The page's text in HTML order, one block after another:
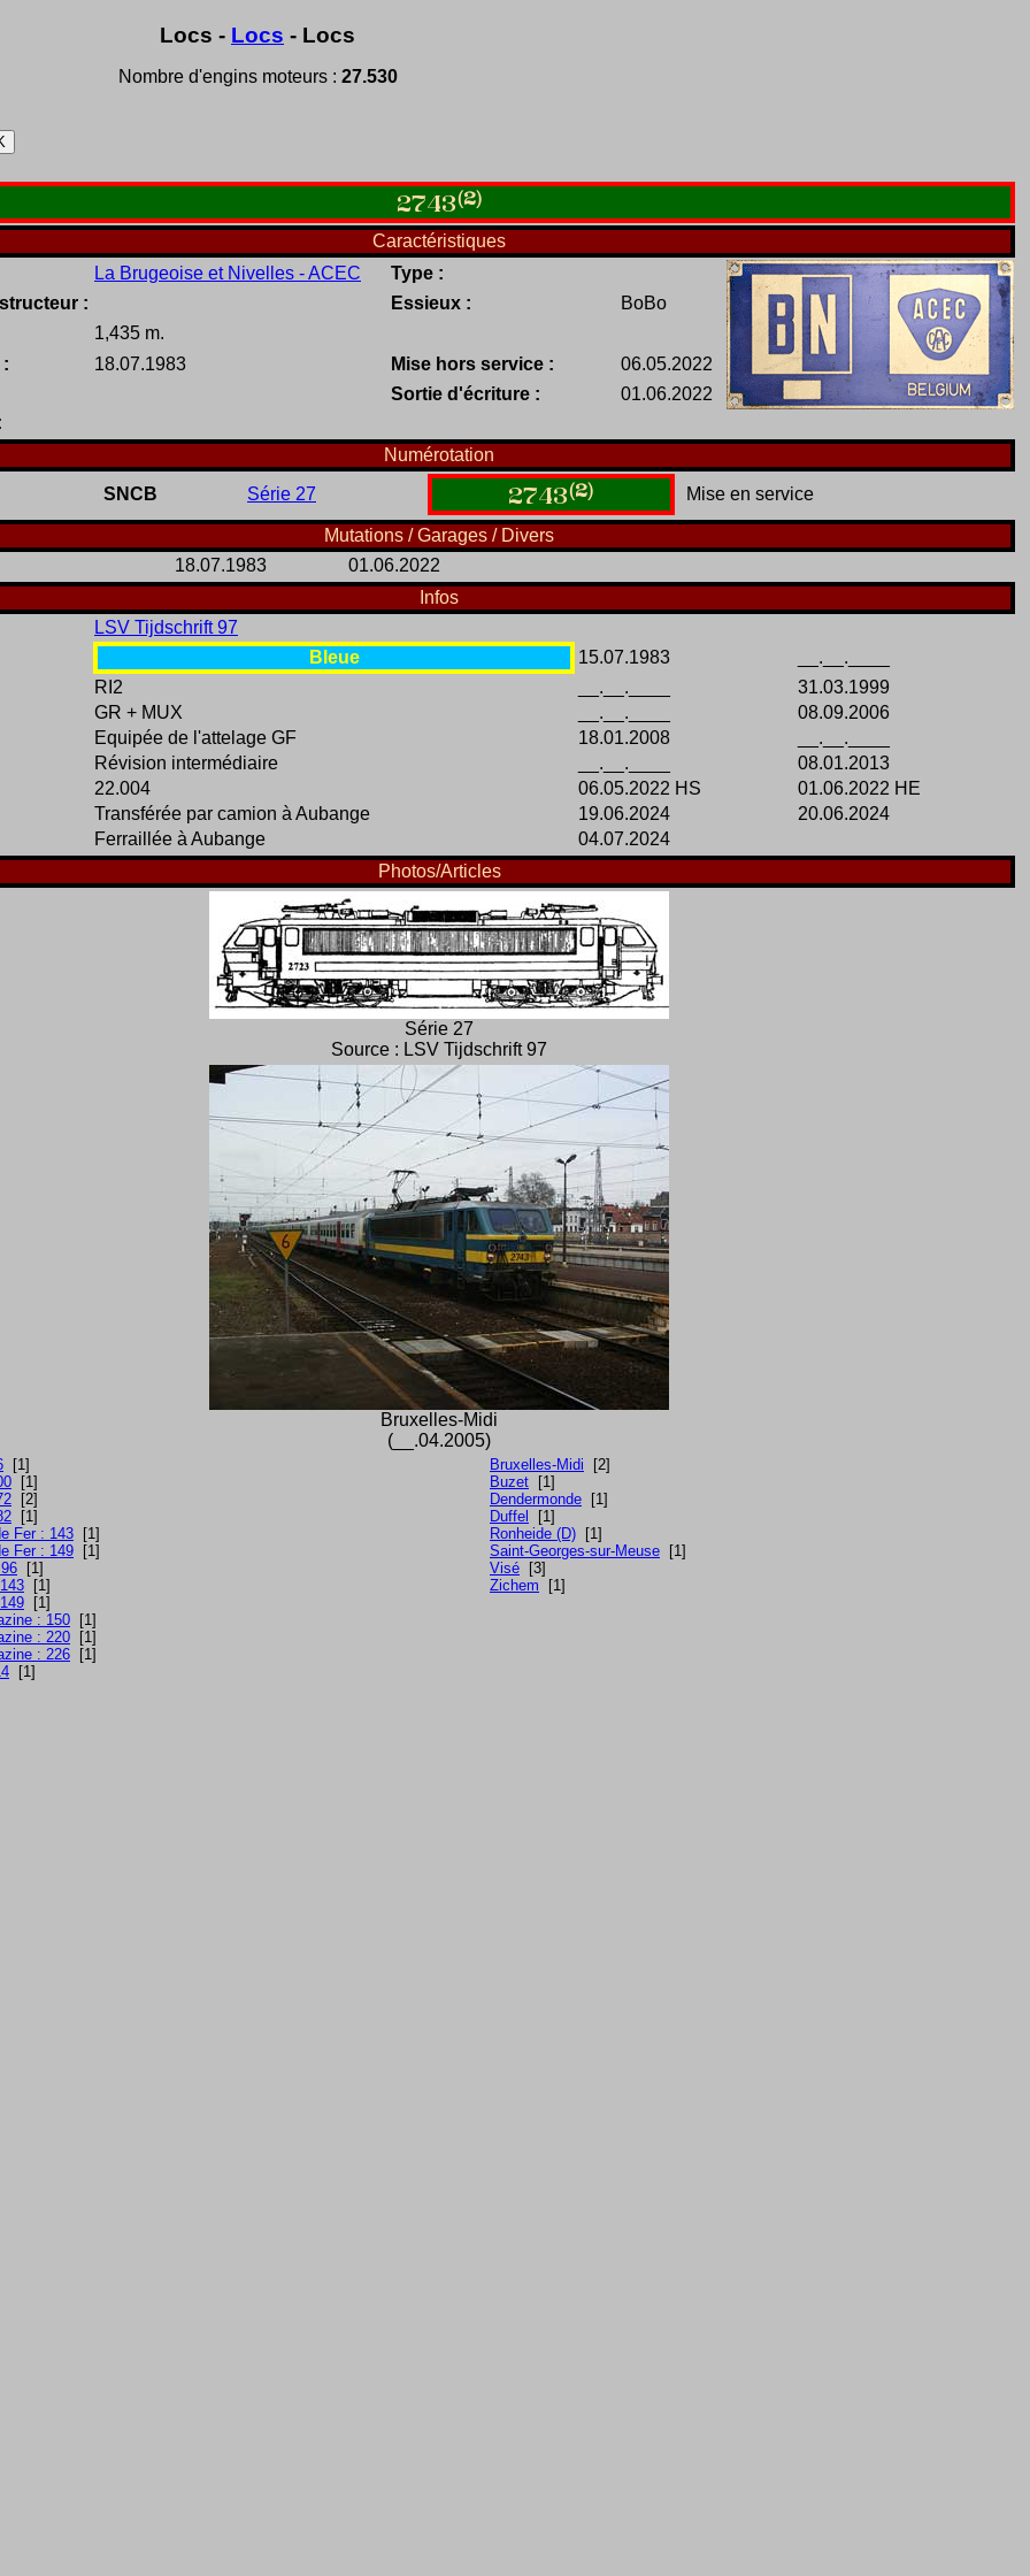
Locs - Locs - Locs
Nombre d'engins moteurs : 27.530
2743(2)
Caractéristiques
La Brugeoise et Nivelles - ACEC
Type :
:
Essieux :
BoBo
1,435 m.
18.07.1983 Mise hors service :
06.05.2022
Sortie d'écriture :
01.06.2022
Numérotation
SNCB Série 27 2743(2) Mise en service
Mutations / Garages / Divers
18.07.1983
01.06.2022
Infos
LSV Tijdschrift 97
Bleue 15.07.1983
__.__.____
RI2 __.__.____
31.03.1999
GR + MUX __.__.____
08.09.2006
Equipée de l'attelage GF 18.01.2008
__.__.____
Révision intermédiaire __.__.____
08.01.2013
22.004 06.05.2022 HS
01.06.2022 HE
Transférée par camion à Aubange 19.06.2024
20.06.2024
Ferraillée à Aubange
04.07.2024
Photos/Articles
Série 27
Source : LSV Tijdschrift 97
Bruxelles-Midi
(__.04.2005)
[1]
[1]
[2]
[1]
Fer : 143 [1]
Fer : 149 [1]
[1]
[1]
[1]
: 150 [1]
: 220 [1]
: 226 [1]
[1]
Bruxelles-Midi [2]
Buzet [1]
Dendermonde [1]
Duffel
[1]
Ronheide (D) [1]
Saint-Georges-sur-Meuse [1]
Visé [3]
Zichem [1]